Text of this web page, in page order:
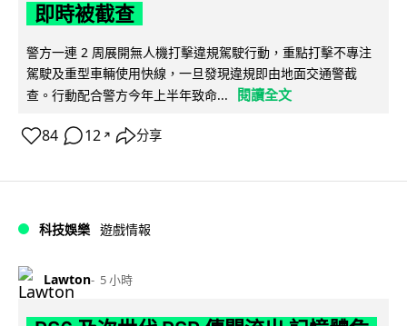
即時被截查
警方一連 2 周展開無人機打擊違規駕駛行動，重點打擊不專注
駕駛及重型車輛使用快線，一旦發現違規即由地面交通警截
查。行動配合警方今年上半年致命...
閱讀全文
84 12 ↗ 分享
科技娛樂 遊戲情報
Lawton 5 小時